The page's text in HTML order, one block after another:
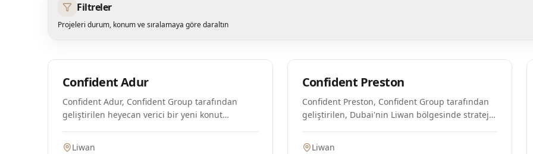
Filtreler
Projeleri durum, konum ve sıralamaya göre daraltın
Confident Adur
Confident Adur, Confident Group tarafından
geliştirilen heyecan verici bir yeni konut
bölgesinde yer almaktadır. Bu proje, çeşitli
Liwan
Confident Preston
Confident Preston, Confident Group tarafından
geliştirilen, Dubai'nin Liwan bölgesinde stratejik
Proje şu anda ön lansman aşamasındadır ve
Liwan